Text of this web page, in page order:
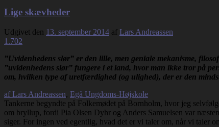
Lige skævheder
Udgivet den 13. september 2014 af Lars Andreassen
1.702
”Uvidenhedens slør” er den lille, men geniale mekanisme,
”uvidenhedens slør” fungere i et land, hvor man ikke tror på
om, hvilken type af uretfærdighed (og ulighed), der er den
af Lars Andreassen, Egå Ungdoms-Højskole
Tankerne begyndte på Folkemødet på Bornholm, hvor jeg
om bryllup, fordi Pia Olsen Dyhr og Anders Samuelsen var
siger. For ingen ved egentlig, hvad det er vi taler om, når vi taler